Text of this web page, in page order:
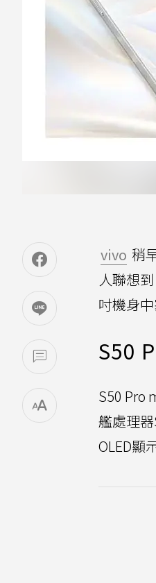
vivo 稍
人聯想到
吋機身
S50
S50 Pro
艦處理
OLED顯